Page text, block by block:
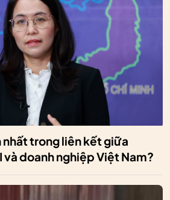
nhất trong liên kết giữa
và doanh nghiệp Việt Nam?